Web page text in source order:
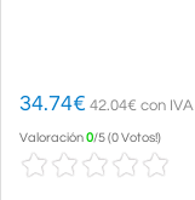
34.74€ 42.04€ con IVA
Valoración0/5(0 Votos!)